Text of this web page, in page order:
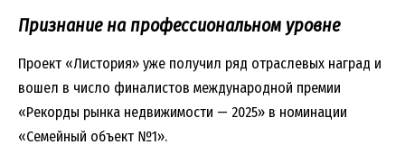
Признание на профессиональном уровне
Проект «Листория» уже получил ряд отраслевых наград и
вошел в число финалистов международной премии
«Рекорды рынка недвижимости — 2025» в номинации
«Семейный объект №1».